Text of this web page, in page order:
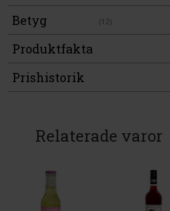
Betyg
(12)
Produktfakta
Prishistorik
Relaterade varor